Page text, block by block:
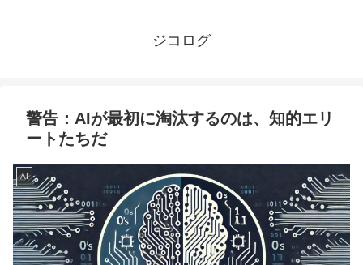
ジコログ
警告：AIが最初に淘汰するのは、知的エリ
ートたちだ
AI